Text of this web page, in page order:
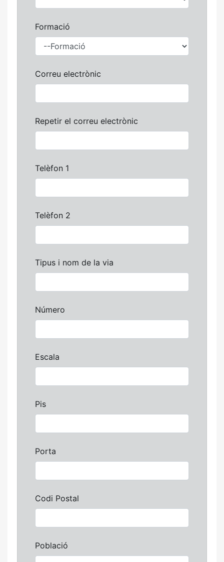
Formació
Correu electrònic
Repetir el correu electrònic
Telèfon 1
Telèfon 2
Tipus i nom de la via
Número
Escala
Pis
Porta
Codi Postal
Població